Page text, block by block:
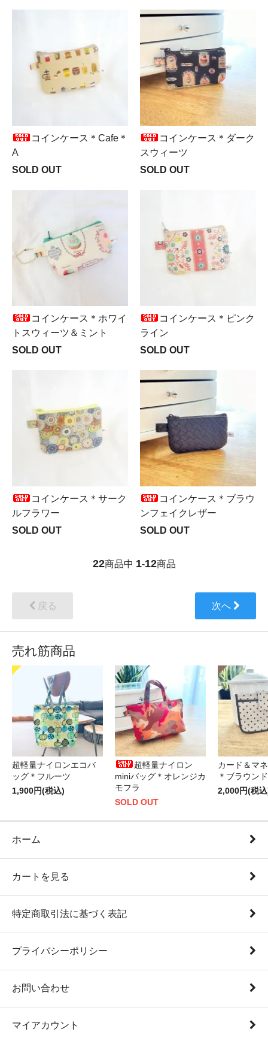
コインケース＊Cafe＊
A
SOLD OUT
コインケース＊ダーク
スウィーツ
SOLD OUT
コインケース＊ホワイ
トスウィーツ＆ミント
SOLD OUT
コインケース＊ピンク
ライン
SOLD OUT
コインケース＊サーク
ルフラワー
SOLD OUT
コインケース＊ブラウ
ンフェイクレザー
SOLD OUT
22商品中 1-12商品
戻る 次へ
売れ筋商品
超軽量ナイロンエコバ
ッグ＊フルーツ
1,900円(税込)
超軽量ナイロン
miniバッグ＊オレンジカ
モフラ
SOLD OUT
カード＆マ
＊ブラウン
2,000円(税
ホーム
カートを見る
特定商取引法に基づく表記
プライバシーポリシー
お問い合わせ
マイアカウント